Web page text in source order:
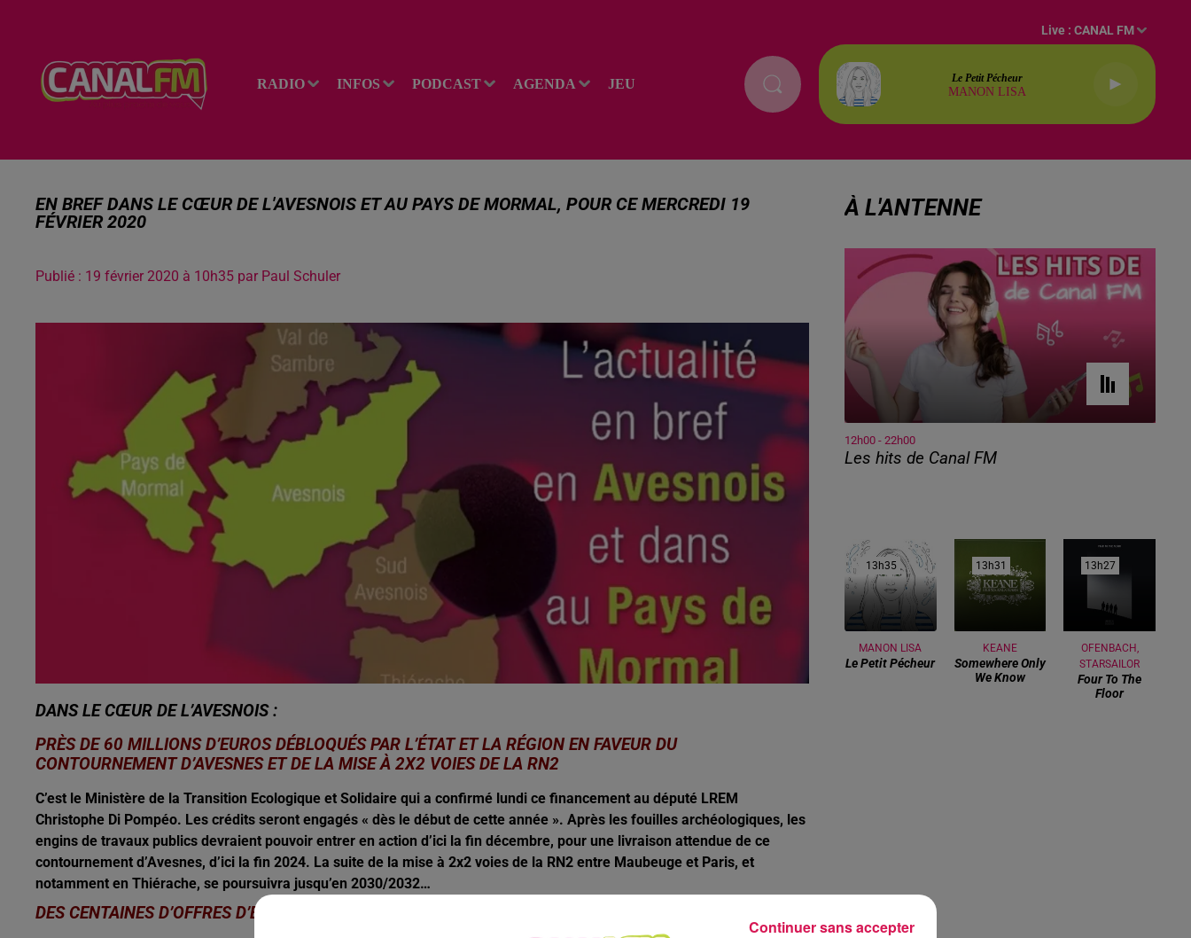
RADIO INFOS PODCAST AGENDA JEU
Live :CANAL FM
Le Petit Pécheur
MANON LISA
EN BREF DANS LE CŒUR DE L'AVESNOIS ET AU PAYS DE MORMAL, POUR CE MERCREDI 19
FÉVRIER 2020
Publié : 19 février 2020 à 10h35 par Paul Schuler
DANS LE CŒUR DE L’AVESNOIS :
PRÈS DE 60 MILLIONS D’EUROS DÉBLOQUÉS PAR L’ÉTAT ET LA RÉGION EN FAVEUR DU
CONTOURNEMENT D’AVESNES ET DE LA MISE À 2X2 VOIES DE LA RN2
C’est le Ministère de la Transition Ecologique et Solidaire qui a confirmé lundi ce financement au député LREM
Christophe Di Pompéo. Les crédits seront engagés « dès le début de cette année ». Après les fouilles archéologiques, les
engins de travaux publics devraient pouvoir entrer en action d’ici la fin décembre, pour une livraison attendue de ce
contournement d’Avesnes, d’ici la fin 2024. La suite de la mise à 2x2 voies de la RN2 entre Maubeuge et Paris, et
notamment en Thiérache, se poursuivra jusqu’en 2030/2032…
DES CENTAINES D’OFFRES D’EMPLOI À POURVOIR EN SAMBRE-AVESNOIS-THIÉRACHE
À L'ANTENNE
0h00 - 8h00
Les hits de Canal FM EVA CHEZ VOUS
12h00 - 22h00
Les hits de Canal FM
13h35
13h35
MANON LISA
Le Petit Pécheur
13h31
13h31
KEANE
Somewhere Only
We Know
13h27
13h27
OFENBACH,
STARSAILOR
Four To The
Floor
Continuer sans accepter